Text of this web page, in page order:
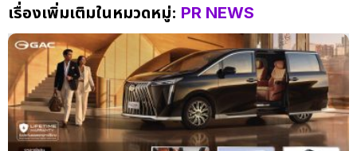
เรื่องเพิ่มเติมในหมวดหมู่: PR NEWS